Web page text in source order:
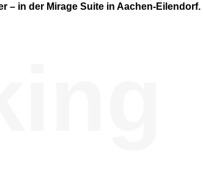
– in der Mirage Suite in Aachen-Eilendorf.